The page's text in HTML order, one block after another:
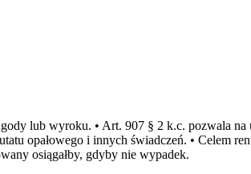
lub wyroku. • Art. 907 § 2 k.c. pozwala
opałowego i innych świadczeń. • Celem
osiągałby, gdyby nie wypadek.